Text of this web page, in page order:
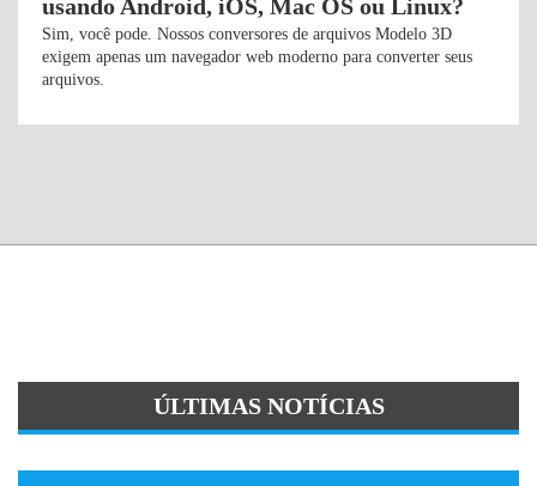
usando Android, iOS, Mac OS ou Linux?
Sim, você pode. Nossos conversores de arquivos Modelo 3D
exigem apenas um navegador web moderno para converter seus
arquivos.
ÚLTIMAS NOTÍCIAS